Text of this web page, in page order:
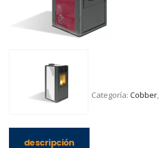
Categoría: Cobber,
descripción